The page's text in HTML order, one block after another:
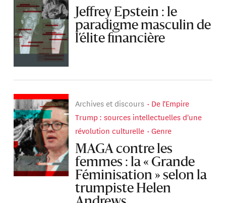
Jeffrey Epstein : le
paradigme masculin de
l’élite financière
Archives et discours
De l'Empire
Trump : sources intellectuelles d'une
révolution culturelle
Genre
MAGA contre les
femmes : la « Grande
Féminisation » selon la
trumpiste Helen